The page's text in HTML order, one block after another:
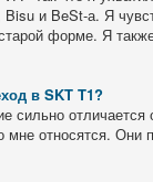
и BeSt-а. Я
форме. Я
в SKT T1?
отличается
относятся. Они